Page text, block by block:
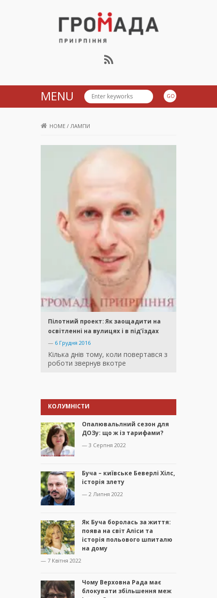
Громада Приірпіння
MENU
HOME / ЛАМПИ
Пілотний проект: Як заощадити на
освітленні на вулицях і в під’їздах
— 6 Грудня 2016
Кілька днів тому, коли повертався з
роботи звернув вкотре
КОЛУМНІСТИ
Опалювальлний сезон для
ДОЗу: що ж із тарифами?
— 3 Серпня 2022
Буча – київське Беверлі Хілс,
історія злету
— 2 Липня 2022
Як Буча боролась за життя:
поява на світ Аліси та
історія польового шпиталю
на дому
— 7 Квітня 2022
Чому Верховна Рада має
блокувати збільшення меж